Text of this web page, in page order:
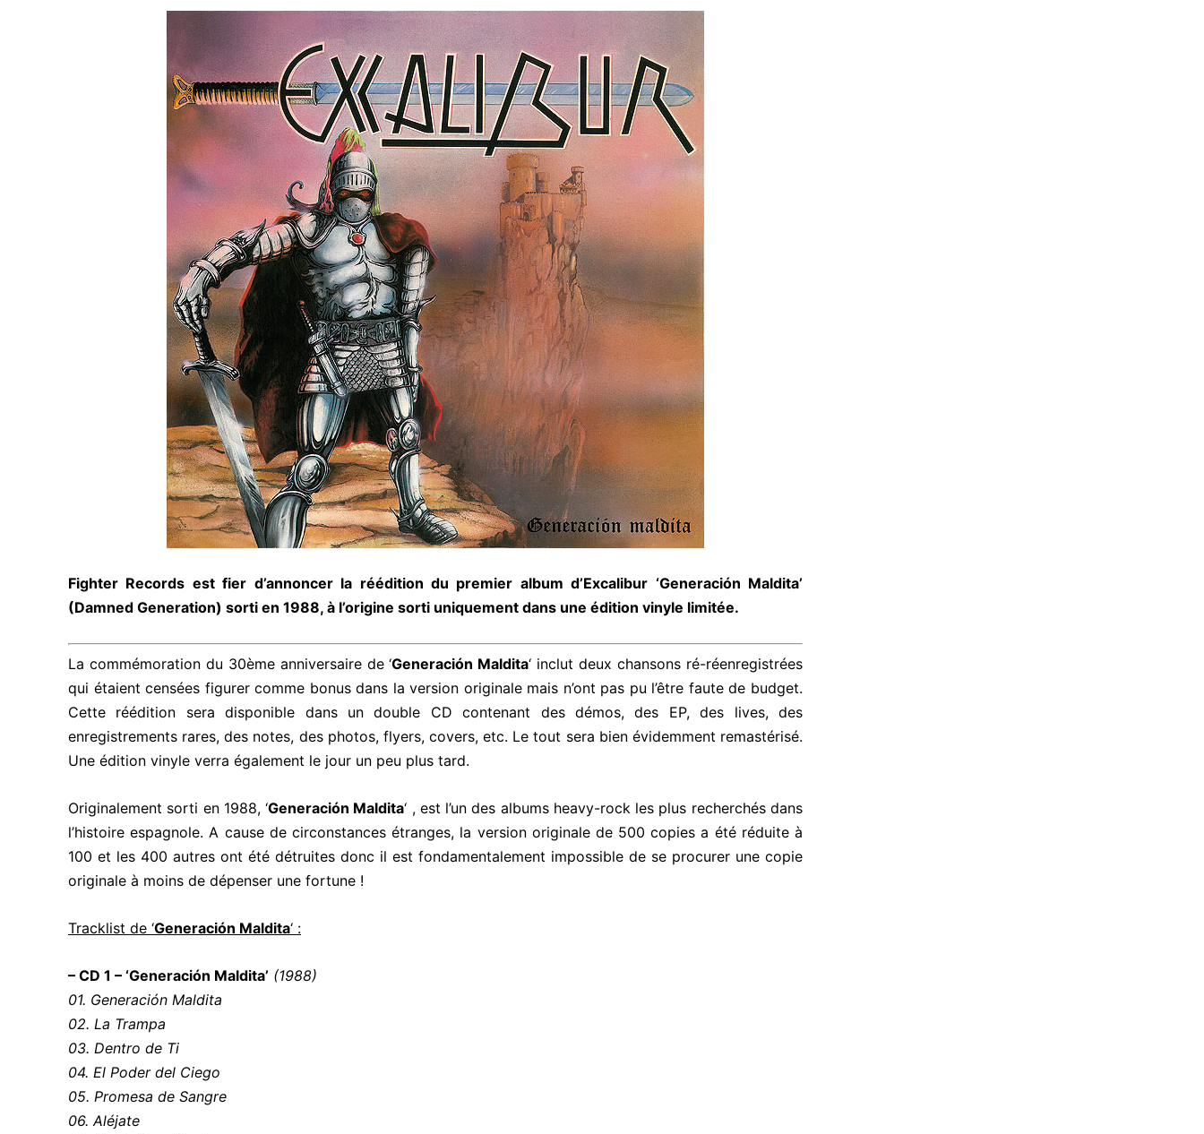
Fighter Records est fier d’annoncer la réédition du premier album d’Excalibur ‘Generación Maldita’
(Damned Generation) sorti en 1988, à l’origine sorti uniquement dans une édition vinyle limitée.
La commémoration du 30ème anniversaire de ‘Generación Maldita‘ inclut deux chansons ré-réenregistrées
qui étaient censées figurer comme bonus dans la version originale mais n’ont pas pu l’être faute de budget.
Cette réédition sera disponible dans un double CD contenant des démos, des EP, des lives, des
enregistrements rares, des notes, des photos, flyers, covers, etc. Le tout sera bien évidemment remastérisé.
Une édition vinyle verra également le jour un peu plus tard.
Originalement sorti en 1988, ‘Generación Maldita‘ , est l’un des albums heavy-rock les plus recherchés dans
l’histoire espagnole. A cause de circonstances étranges, la version originale de 500 copies a été réduite à
100 et les 400 autres ont été détruites donc il est fondamentalement impossible de se procurer une copie
originale à moins de dépenser une fortune !
Tracklist de ‘Generación Maldita‘ :
– CD 1 – ‘Generación Maldita’ (1988)
01. Generación Maldita
02. La Trampa
03. Dentro de Ti
04. El Poder del Ciego
05. Promesa de Sangre
06. Aléjate